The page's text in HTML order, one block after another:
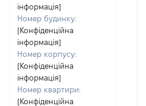
інформація]
Номер будинку:
[Конфіденційна
інформація]
Номер корпусу:
[Конфіденційна
інформація]
Номер квартири:
[Конфіденційна